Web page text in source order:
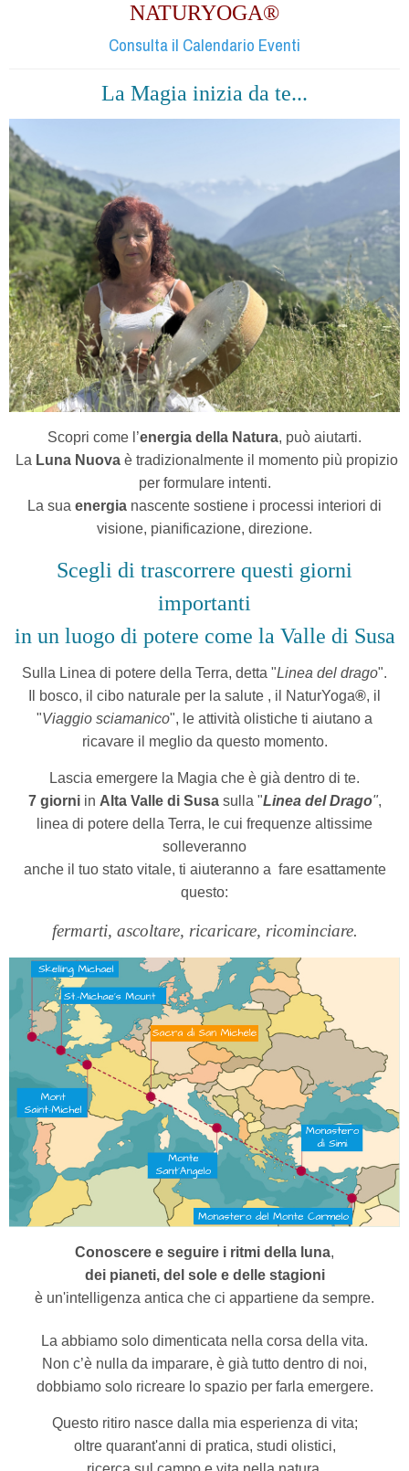
NATURYOGA®
Consulta il Calendario Eventi
La Magia inizia da te...
Scopri come l’energia della Natura, può aiutarti.
La Luna Nuovaè tradizionalmente il momento più propizio
per formulare intenti.
La sua energia nascente sostiene i processi interiori di
visione, pianificazione, direzione.
Scegli di trascorrere questi giorni
importanti
in un luogo di potere come la Valle di Susa
Sulla Linea di potere della Terra, detta "Linea del drago".
Il bosco, il cibo naturale per la salute , il NaturYoga®, il
"Viaggio sciamanico", le attività olistiche ti aiutano a
ricavare il meglio da questo momento.
Lascia emergere la Magia che è già dentro di te.
7 giorniin Alta Valle di Susasulla "Linea del Drago",
linea di potere della Terra, le cui frequenze altissime
solleveranno
anche il tuo stato vitale, ti aiuteranno a fare esattamente
questo:
fermarti, ascoltare, ricaricare, ricominciare.
Conoscere e seguire i ritmi della luna,
dei pianeti, del sole e delle stagioni
è un'intelligenza antica che ci appartiene da sempre.
La abbiamo solo dimenticata nella corsa della vita.
Non c’è nulla da imparare, è già tutto dentro di noi,
dobbiamo solo ricreare lo spazio per farla emergere.
Questo ritiro nasce dalla mia esperienza di vita;
oltre quarant'anni di pratica, studi olistici,